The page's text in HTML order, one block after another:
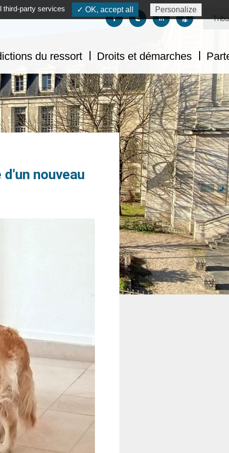
Suivez-nous sur facebook
Suivez-nous sur twitter
Suivez-nous sur linkedin
Suivez-nous
du ressort Droits et démarches
nouveau
third-party services ✓ OK, accept all Personalize